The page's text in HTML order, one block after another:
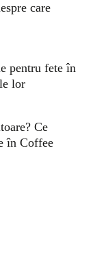
care
pentru fete în
lor
Ce
în Coffee